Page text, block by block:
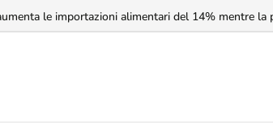
le importazioni alimentari del 14% mentre la